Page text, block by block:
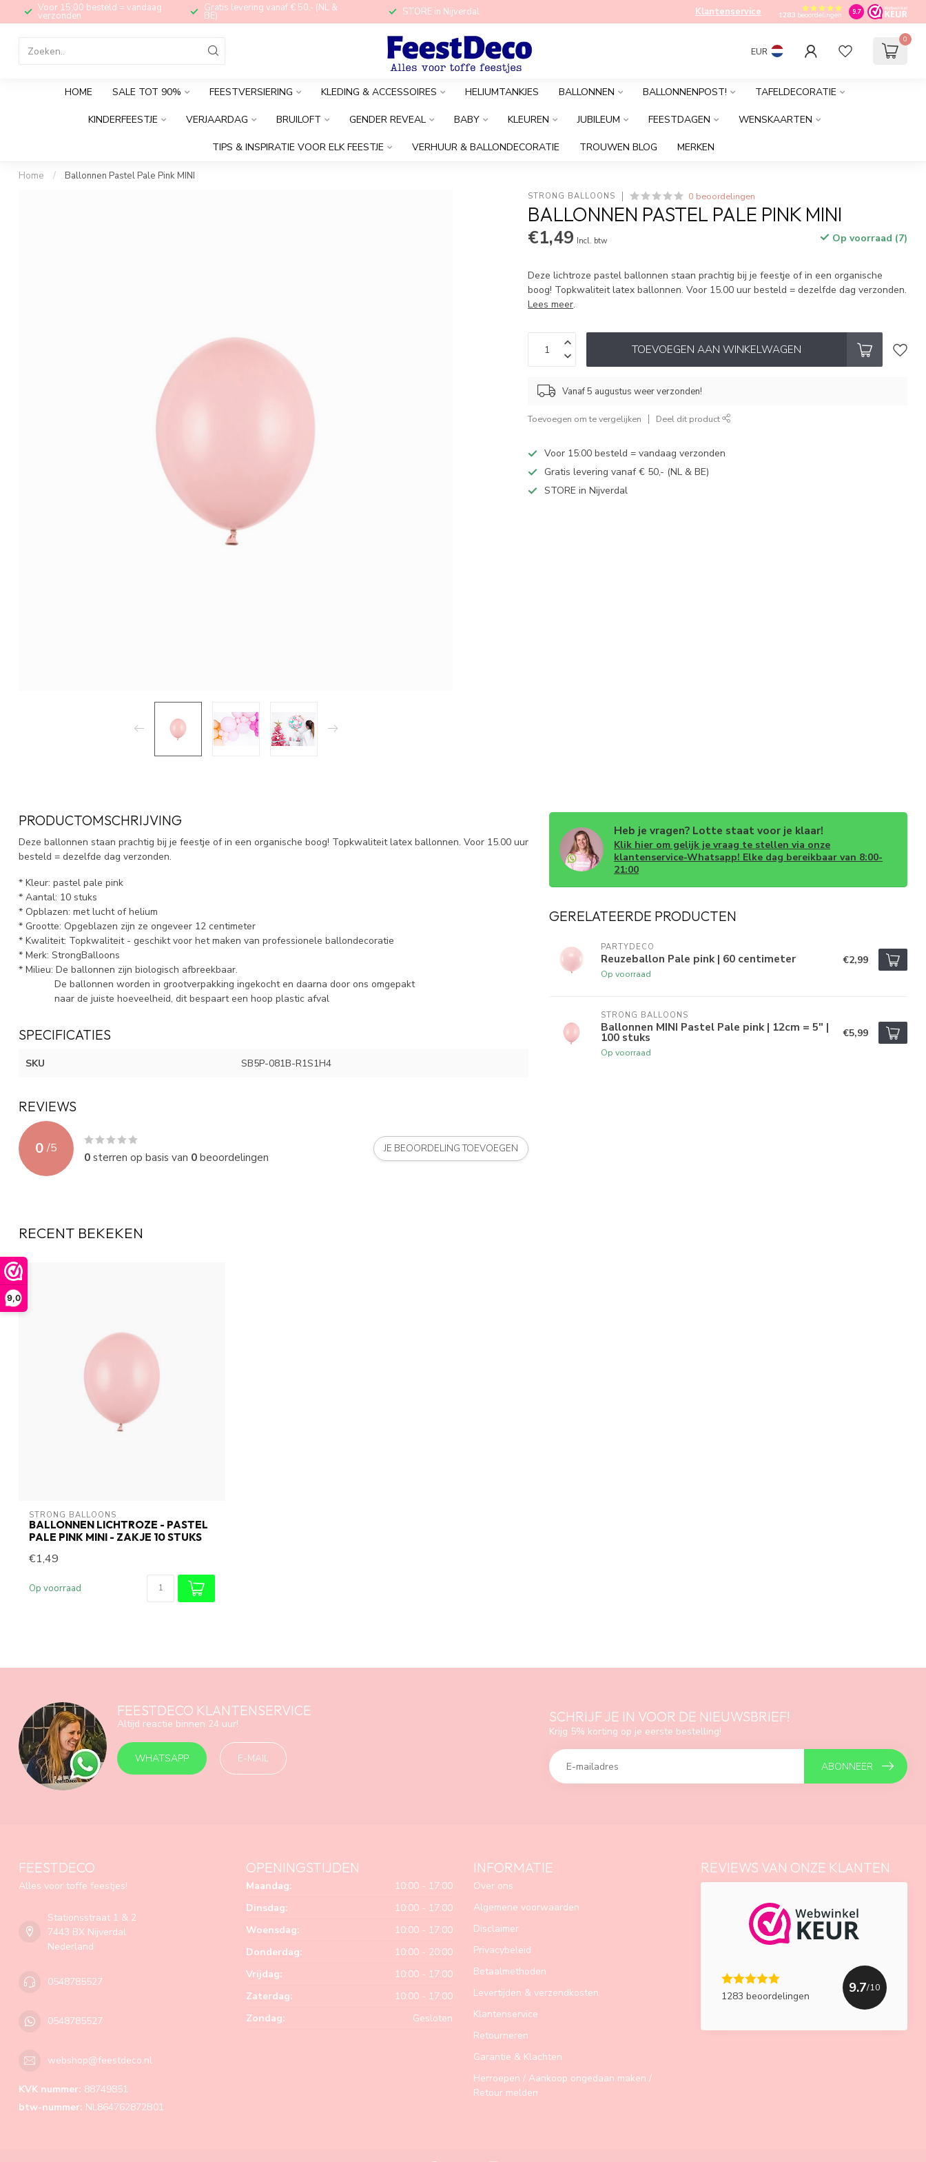
9,0
Voor 15:00 besteld = vandaag
verzonden
Gratis levering vanaf € 50,- (NL &
BE) STORE in Nijverdal Klantenservice 1283beoordelingen 9.7
EUR
0
HOME SALE TOT 90% FEESTVERSIERING KLEDING & ACCESSOIRES HELIUMTANKJES BALLONNEN BALLONNENPOST! TAFELDECORATIE
KINDERFEESTJE VERJAARDAG BRUILOFT GENDER REVEAL BABY KLEUREN JUBILEUM FEESTDAGEN WENSKAARTEN
TIPS & INSPIRATIE VOOR ELK FEESTJE VERHUUR & BALLONDECORATIE TROUWEN BLOG MERKEN
Home / Ballonnen Pastel Pale Pink MINI
STRONG BALLOONS 0 beoordelingen
BALLONNEN PASTEL PALE PINK MINI
€1,49 Incl. btw Op voorraad (7)
Deze lichtroze pastel ballonnen staan prachtig bij je feestje of in een organische
boog! Topkwaliteit latex ballonnen. Voor 15.00 uur besteld = dezelfde dag verzonden.
Lees meer.
TOEVOEGEN AAN WINKELWAGEN
Vanaf 5 augustus weer verzonden!
Toevoegen om te vergelijken Deel dit product
Voor 15:00 besteld = vandaag verzonden
Gratis levering vanaf € 50,- (NL & BE)
STORE in Nijverdal
PRODUCTOMSCHRIJVING
Deze ballonnen staan prachtig bij je feestje of in een organische boog! Topkwaliteit latex ballonnen. Voor 15.00 uur
besteld = dezelfde dag verzonden.
* Kleur: pastel pale pink
* Aantal: 10 stuks
* Opblazen: met lucht of helium
* Grootte: Opgeblazen zijn ze ongeveer 12 centimeter
* Kwaliteit: Topkwaliteit - geschikt voor het maken van professionele ballondecoratie
* Merk: StrongBalloons
* Milieu: De ballonnen zijn biologisch afbreekbaar.
De ballonnen worden in grootverpakking ingekocht en daarna door ons omgepakt
naar de juiste hoeveelheid, dit bespaart een hoop plastic afval
SPECIFICATIES
SKU SB5P-081B-R1S1H4
REVIEWS
0 /5
0sterren op basis van 0beoordelingen
JE BEOORDELING TOEVOEGEN
Heb je vragen? Lotte staat voor je klaar!
Klik hier om gelijk je vraag te stellen via onze
klantenservice-Whatsapp! Elke dag bereikbaar van 8:00-
21:00
GERELATEERDE PRODUCTEN
PARTYDECO
Reuzeballon Pale pink | 60 centimeter
Op voorraad
€2,99
STRONG BALLOONS
Ballonnen MINI Pastel Pale pink | 12cm = 5" |
100 stuks
Op voorraad
€5,99
RECENT BEKEKEN
STRONG BALLOONS
BALLONNEN LICHTROZE - PASTEL
PALE PINK MINI - ZAKJE 10 STUKS
€1,49
Op voorraad
FEESTDECO KLANTENSERVICE
Altijd reactie binnen 24 uur!
WHATSAPP E-MAIL
SCHRIJF JE IN VOOR DE NIEUWSBRIEF!
Krijg 5% korting op je eerste bestelling!
ABONNEER
FEESTDECO
Alles voor toffe feestjes!
Stationsstraat 1 & 2
7443 BX Nijverdal
Nederland
0548785527
0548785527
webshop@feestdeco.nl
KVK nummer: 88749851
btw-nummer: NL864762872B01
OPENINGSTIJDEN
Maandag:
10:00 - 17:00
Dinsdag:
10:00 - 17:00
Woensdag:
10:00 - 17:00
Donderdag:
10:00 - 20:00
Vrijdag:
10:00 - 17:00
Zaterdag:
10:00 - 17:00
Zondag:
Gesloten
INFORMATIE
Over ons
Algemene voorwaarden
Disclaimer
Privacybeleid
Betaalmethoden
Levertijden & verzendkosten
Klantenservice
Retourneren
Garantie & Klachten
Herroepen / Aankoop ongedaan maken /
Retour melden
REVIEWS VAN ONZE KLANTEN
1283 beoordelingen
9.7/10